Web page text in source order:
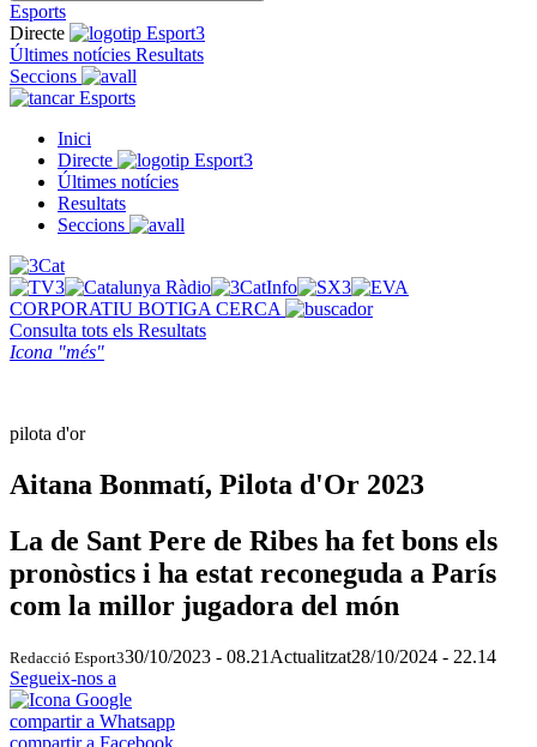
Esports
Directe
Últimes notícies Resultats
Seccions
Esports
Inici
Directe
Últimes notícies
Resultats
Seccions
CORPORATIU BOTIGA CERCA
Consulta tots els Resultats
Icona "més"
pilota d'or
Aitana Bonmatí, Pilota d'Or 2023
La de Sant Pere de Ribes ha fet bons els
pronòstics i ha estat reconeguda a París
com la millor jugadora del món
Redacció Esport330/10/2023 - 08.21 Actualitzat28/10/2024 - 22.14
Segueix-nos a
compartir a Whatsapp
compartir a Facebook